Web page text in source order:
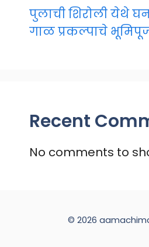
पुलाची शिरोली येथे
गाळ प्रकल्पाचे
Recent
No comments to
© 2026